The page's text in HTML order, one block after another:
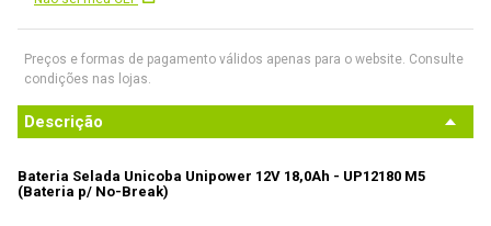
Preços e formas de pagamento válidos apenas para o website. Consulte
condições nas lojas.
Descrição
Bateria Selada Unicoba Unipower 12V 18,0Ah - UP12180 M5
(Bateria p/ No-Break)